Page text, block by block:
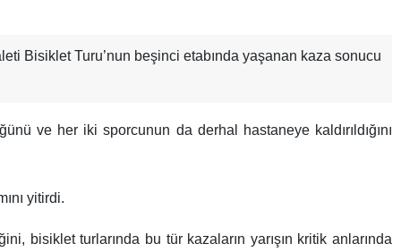
Bisiklet Turu’nun beşinci etabında yaşanan kaza sonucu
ve her iki sporcunun da derhal hastaneye kaldırıldığını
yitirdi.
bisiklet turlarında bu tür kazaların yarışın kritik anlarında